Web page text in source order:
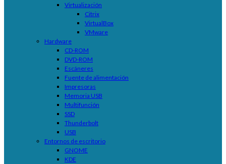
Virtualización
Citrix
VirtualBox
VMware
Hardware
CD-ROM
DVD-ROM
Escáneres
Fuente de alimentación
Impresoras
Memoria USB
Multifunción
SSD
Thunderbolt
USB
Entornos de escritorio
GNOME
KDE